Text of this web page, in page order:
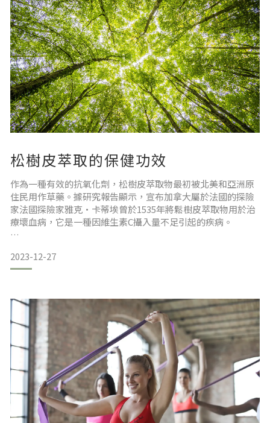
排油型：Xenical羅氏鮮/羅鮮子
羅氏鮮會抑制小腸脂肪酶，體外攝取的脂肪，經由脂肪酶降解
為小分子後，才能由腸道吸收。 所以如果要抑制腸道的脂肪
酶，就要減少脂肪的吸收，才能達到減肥的效果。
適用於肥胖患者，並能改善相關的併發症，如非胰島素依賴型
糖尿病、葡萄糖耐受性不良、高胰島素血症和高血
松樹皮萃取的保健功效
作為一種有效的抗氧化劑，松樹皮萃取物最初被北美和亞洲原
住民用作草藥。據研究報告顯示，宣布加拿大屬於法國的探險
家法國探險家雅克·卡蒂埃曾於1535年將鬆樹皮萃取物用於治
療壞血病，它是一種因維生素C攝入量不足引起的疾病。
健和抗衰老功效。1987年，它首次被作為一種膳食補充劑引入
美國。市場上有多種配方，可服用膠囊，使用精油或摻入洗液
松樹皮萃取物（提取自亞洲馬尾松）是最常用的配方之一，而
碧蘿芷®（大西洋海岸松源自
2023-12-27